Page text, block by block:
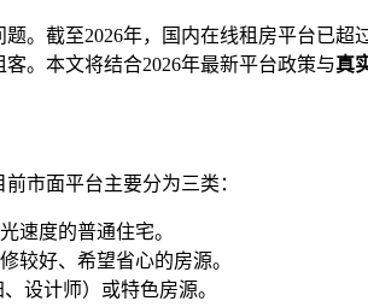
。截至2026年，国内在线租房平台已
。本文将结合2026年最新平台政策与真
市面平台主要分为三类：
速度的普通住宅。
较好、希望省心的房源。
设计师）或特色房源。